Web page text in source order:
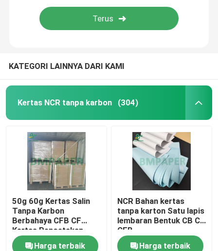
KATEGORI LAINNYA DARI KAMI
Kertas NCR tanpa karbon (304)
50g 60g Kertas Salin
Tanpa Karbon
Berbahaya CFB CF
Kertas Pencetakan
Faktur Dalam Lembar
Harga terbaik
NCR Bahan kertas
tanpa karton Satu lapis
lembaran Bentuk CB CF
CFB
Harga terbaik